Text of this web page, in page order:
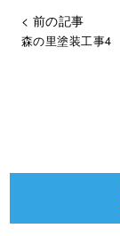
< 前の記事
森の里塗装工事4